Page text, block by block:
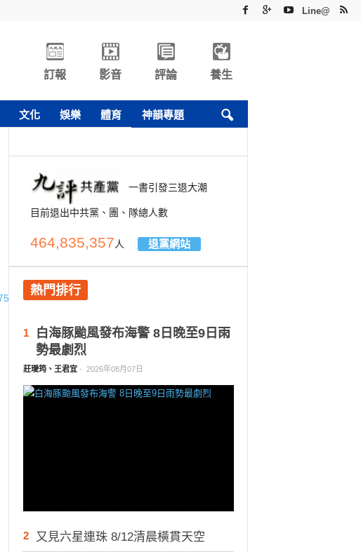
Line@
訂報 影音 評論 養生
文化 娛樂 體育 神韻專題
一書引發三退大潮
目前退出中共黨、團、隊總人數
464,835,357人 退黨網站
熱門排行
1
白海豚颱風發布海警 8日晚至9日雨
勢最劇烈
莊璦筠、王君宜 - 2026年08月07日
2 又見六星連珠 8/12清晨橫貫天空